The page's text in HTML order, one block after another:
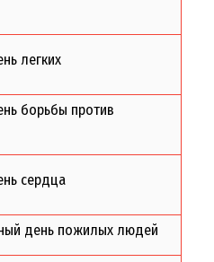
легких
борьбы против
сердца
день пожилых людей